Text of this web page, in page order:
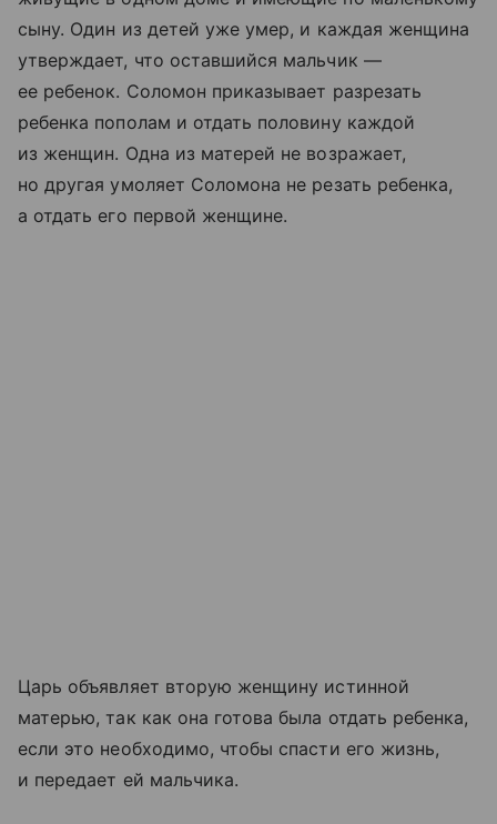
сыну. Один из детей уже умер, и каждая женщина
утверждает, что оставшийся мальчик —
ее ребенок. Соломон приказывает разрезать
ребенка пополам и отдать половину каждой
из женщин. Одна из матерей не возражает,
но другая умоляет Соломона не резать ребенка,
а отдать его первой женщине.
Царь объявляет вторую женщину истинной
матерью, так как она готова была отдать ребенка,
если это необходимо, чтобы спасти его жизнь,
и передает ей мальчика.